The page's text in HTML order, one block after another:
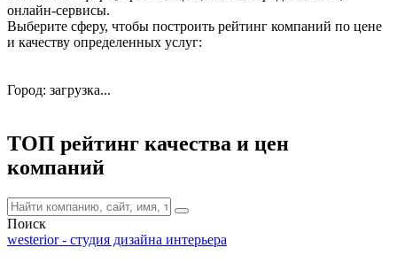
онлайн-сервисы.
Выберите сферу, чтобы построить рейтинг компаний по цене
и качеству определенных услуг:
Город: загрузка...
ТОП рейтинг качества и цен
компаний
Поиск
westerior - студия дизайна интерьера